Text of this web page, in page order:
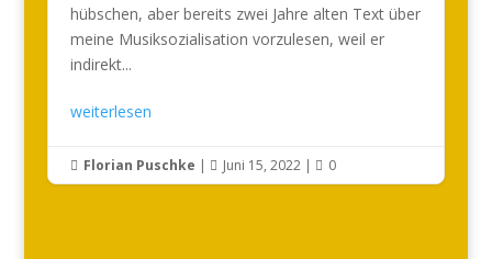
hübschen, aber bereits zwei Jahre alten Text über
meine Musiksozialisation vorzulesen, weil er
indirekt...
weiterlesen
 Florian Puschke |  Juni 15, 2022|  0